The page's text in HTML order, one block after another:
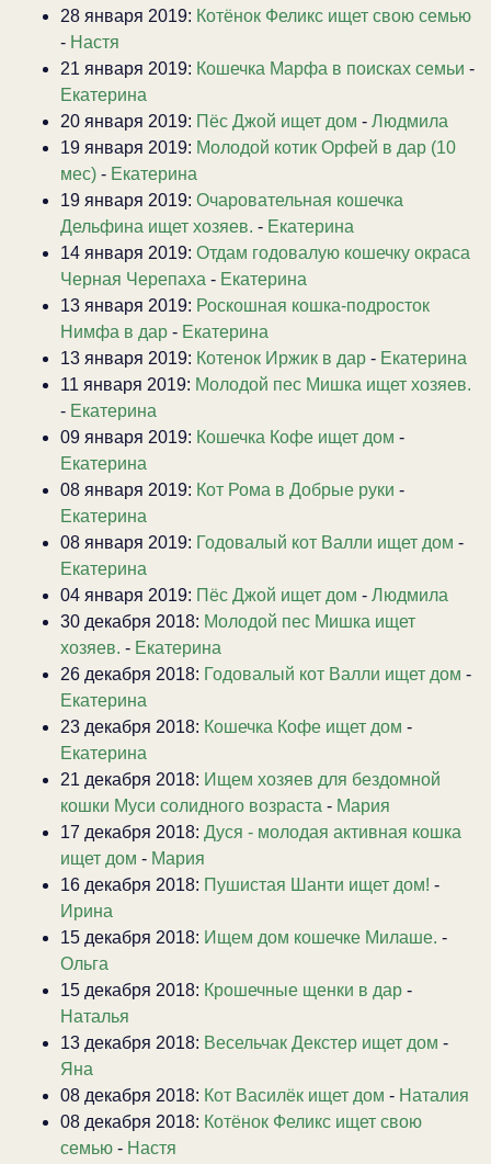
28 января 2019: Котёнок Феликс ищет свою семью
- Настя
21 января 2019: Кошечка Марфа в поисках семьи -
Екатерина
20 января 2019: Пёс Джой ищет дом - Людмила
19 января 2019: Молодой котик Орфей в дар (10
мес) - Екатерина
19 января 2019: Очаровательная кошечка
Дельфина ищет хозяев. - Екатерина
14 января 2019: Отдам годовалую кошечку окраса
Черная Черепаха - Екатерина
13 января 2019: Роскошная кошка-подросток
Нимфа в дар - Екатерина
13 января 2019: Котенок Иржик в дар - Екатерина
11 января 2019: Молодой пес Мишка ищет хозяев.
- Екатерина
09 января 2019: Кошечка Кофе ищет дом -
Екатерина
08 января 2019: Кот Рома в Добрые руки -
Екатерина
08 января 2019: Годовалый кот Валли ищет дом -
Екатерина
04 января 2019: Пёс Джой ищет дом - Людмила
30 декабря 2018: Молодой пес Мишка ищет
хозяев. - Екатерина
26 декабря 2018: Годовалый кот Валли ищет дом -
Екатерина
23 декабря 2018: Кошечка Кофе ищет дом -
Екатерина
21 декабря 2018: Ищем хозяев для бездомной
кошки Муси солидного возраста - Мария
17 декабря 2018: Дуся - молодая активная кошка
ищет дом - Мария
16 декабря 2018: Пушистая Шанти ищет дом! -
Ирина
15 декабря 2018: Ищем дом кошечке Милаше. -
Ольга
15 декабря 2018: Крошечные щенки в дар -
Наталья
13 декабря 2018: Весельчак Декстер ищет дом -
Яна
08 декабря 2018: Кот Василёк ищет дом - Наталия
08 декабря 2018: Котёнок Феликс ищет свою
семью - Настя